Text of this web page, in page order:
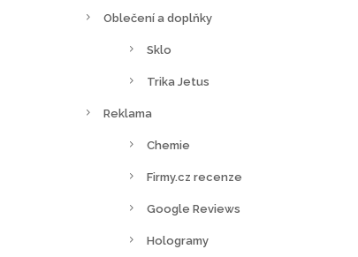
Oblečení a doplňky
Sklo
Trika Jetus
Reklama
Chemie
Firmy.cz recenze
Google Reviews
Hologramy